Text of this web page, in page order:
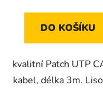
DO KOŠÍKU
kvalitní Patch UTP
kabel, délka 3m.